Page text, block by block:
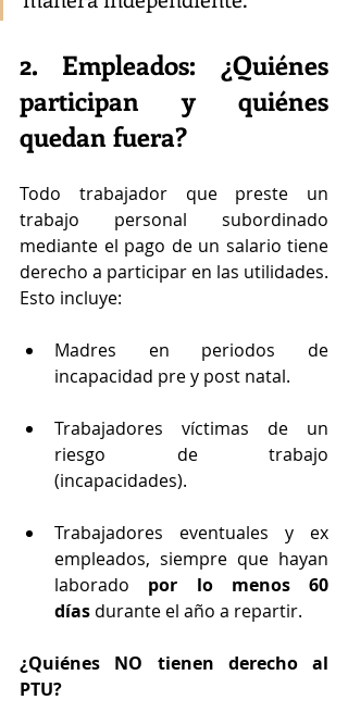
2. Empleados: ¿Quiénes
participan y quiénes
quedan fuera?
Todo trabajador que preste un
trabajo personal subordinado
mediante el pago de un salario tiene
derecho a participar en las utilidades.
Esto incluye:
Madres en periodos de
incapacidad pre y post natal.
Trabajadores víctimas de un
riesgo de trabajo
(incapacidades).
Trabajadores eventuales y ex
empleados, siempre que hayan
laborado por lo menos 60
días durante el año a repartir.
¿Quiénes NO tienen derecho al
PTU?